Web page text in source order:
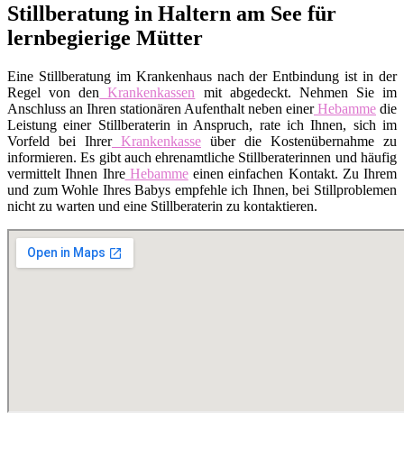
Stillberatung in Haltern am See für
lernbegierige Mütter
Eine Stillberatung im Krankenhaus nach der Entbindung ist in der
Regel von den Krankenkassen mit abgedeckt. Nehmen Sie im
Anschluss an Ihren stationären Aufenthalt neben einerHebamme die
Leistung einer Stillberaterin in Anspruch, rate ich Ihnen, sich im
Vorfeld bei IhrerKrankenkasse über die Kostenübernahme zu
informieren. Es gibt auch ehrenamtliche Stillberaterinnen und häufig
vermittelt Ihnen IhreHebammeeinen einfachen Kontakt. Zu Ihrem
und zum Wohle Ihres Babys empfehle ich Ihnen, bei Stillproblemen
nicht zu warten und eine Stillberaterin zu kontaktieren.